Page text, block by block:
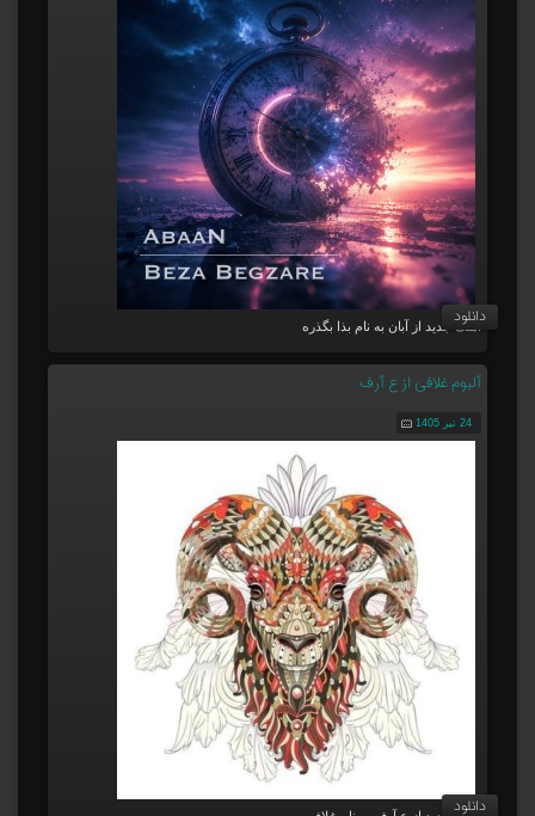
آهنگ جدید از آبان به نام بذا بگذره
دانلود
آلبوم غلافی از ع آرف
24 تیر 1405
دانلود